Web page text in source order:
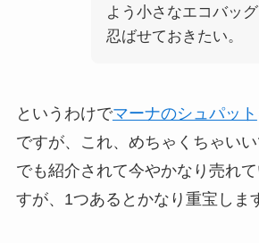
よう小さなエコバッ
忍ばせておきたい。
というわけでマーナのシュパット
ですが、これ、めちゃくちゃい
でも紹介されて今やかなり売れ
すが、1つあるとかなり重宝しま